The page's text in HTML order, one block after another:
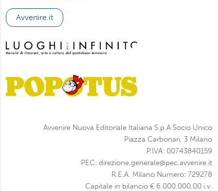
Avvenire.it
Avvenire Nuova Editoriale Italiana S.p.A Socio Unico
Piazza Carbonari, 3 Milano
P.IVA: 00743840159
PEC: direzione.generale@pec.avvenire.it
R.E.A. Milano Numero: 729278
Capitale in bilancio € 6.000.000,00 i.v.